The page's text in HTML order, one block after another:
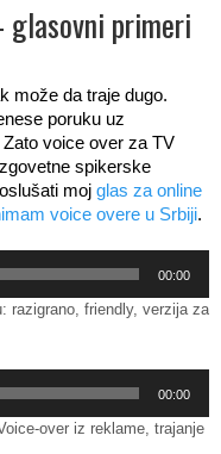
glasovni primeri
može da traje dugo.
poruku uz
voice over za TV
spikerske
moj glas za online
voice overe u Srbiji.
00:00
razigrano, friendly, verzija za
00:00
over iz reklame, trajanje